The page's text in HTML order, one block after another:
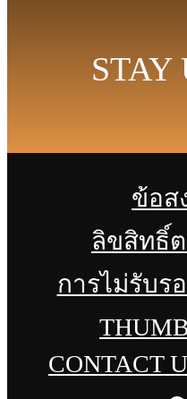
STAY
ข้อส
ลิขสิทธิ์
การไม่รับร
CONTACT